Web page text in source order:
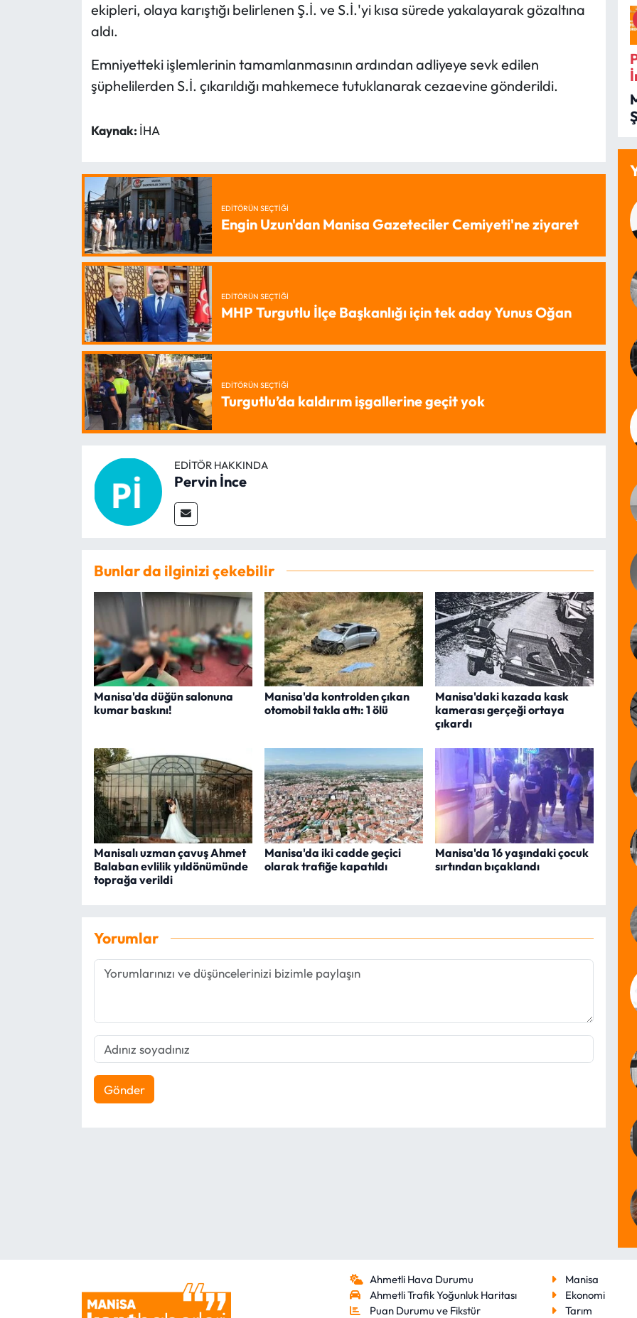
ekipleri, olaya karıştığı belirlenen Ş.İ. ve S.İ.'yi kısa sürede yakalayarak gözaltına
aldı.
Emniyetteki işlemlerinin tamamlanmasının ardından adliyeye sevk edilen
şüphelilerden S.İ. çıkarıldığı mahkemece tutuklanarak cezaevine gönderildi.
Kaynak: İHA
EDITÖRÜN SEÇTIĞI
Engin Uzun'dan Manisa Gazeteciler Cemiyeti'ne ziyaret
EDITÖRÜN SEÇTIĞI
MHP Turgutlu İlçe Başkanlığı için tek aday Yunus Oğan
EDITÖRÜN SEÇTIĞI
Turgutlu’da kaldırım işgallerine geçit yok
EDITÖR HAKKINDA
Pervin İnce
Bunlar da ilginizi çekebilir
Manisa'da düğün salonuna
kumar baskını!
Manisa'da kontrolden çıkan
otomobil takla attı: 1 ölü
Manisa'daki kazada kask
kamerası gerçeği ortaya
çıkardı
Manisalı uzman çavuş Ahmet
Balaban evlilik yıldönümünde
toprağa verildi
Manisa'da iki cadde geçici
olarak trafiğe kapatıldı
Manisa'da 16 yaşındaki çocuk
sırtından bıçaklandı
Yorumlar
Gönder
Ahmetli Hava Durumu
Ahmetli Trafik Yoğunluk Haritası
Puan Durumu ve Fikstür
Manisa
Ekonomi
Tarım